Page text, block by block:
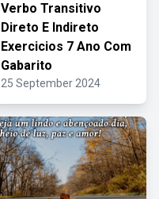
Verbo Transitivo
Direto E Indireto
Exercicios 7 Ano Com
Gabarito
25 September 2024